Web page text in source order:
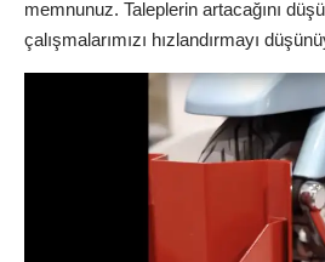
memnunuz. Taleplerin artacağını
çalışmalarımızı hızlandırmayı